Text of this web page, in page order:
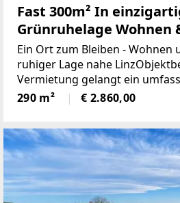
Fast 300m² In
Grünruhelage Wohnen
Ein Ort zum Bleiben - Wohnen
ruhiger Lage nahe
Vermietung gelangt ein
mit einer Wohnfläche von ca.
drei Ebenen. Die Liegenschaft
290 m² € 2.860,00